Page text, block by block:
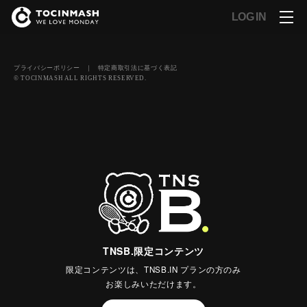
LOG IN
TNSB.限定コンテンツ
限定コンテンツは、TNSB.IN プランの方のみ
お楽しみいただけます。
プライバシーポリシー ｜ 特定商取引法に基づく表記
© TOCINMASH ALL RIGHTS RESERVED.